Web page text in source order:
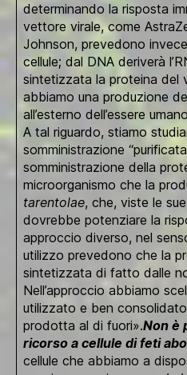
determinando la risposta
vettore virale, come
Johnson, prevedono
cellule; dal DNA deriverà
sintetizzata la proteina del
abbiamo una produzione
all’esterno dell’essere
A tal riguardo, stiamo
somministrazione
somministrazione della
microorganismo che la
tarentolae, che, viste le
dovrebbe potenziare la
approccio diverso, nel
utilizzo prevedono che la
sintetizzata di fatto dalle
Nell’approccio abbiamo
utilizzato e ben
prodotta al di fuori».Non è
ricorso a cellule di feti
cellule che abbiamo a